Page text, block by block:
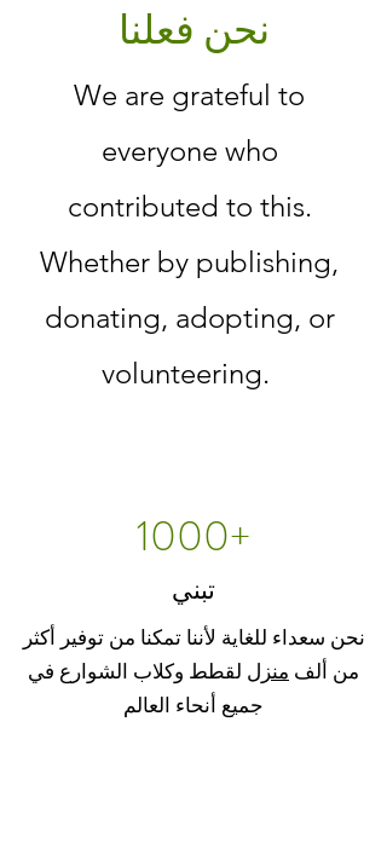
نحن فعلنا
We are grateful to
everyone who
contributed to this.
Whether by publishing,
donating, adopting, or
volunteering.
1000+
تبني
نحن سعداء للغاية لأننا تمكنا من توفير أكثر
من ألف منزل لقطط وكلاب الشوارع في
جميع أنحاء العالم